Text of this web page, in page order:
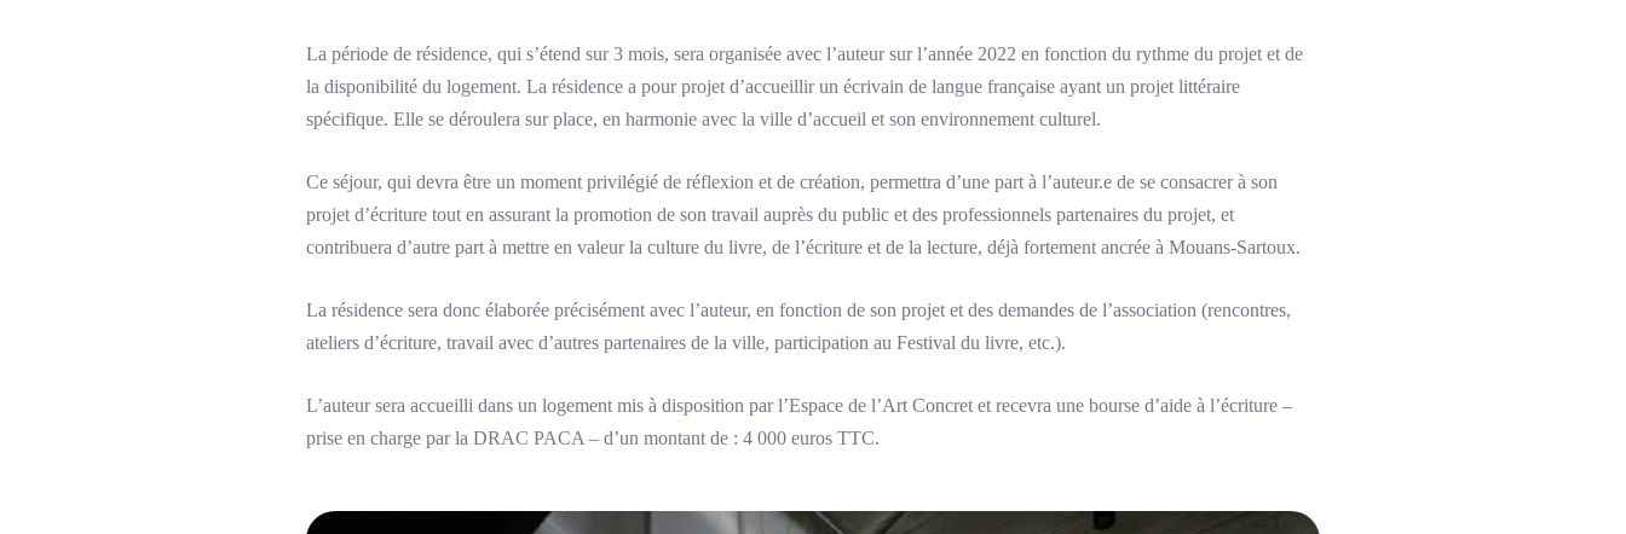
La période de résidence, qui s’étend sur 3 mois, sera organisée avec l’auteur sur l’année 2022 en fonction du rythme du projet et de
la disponibilité du logement. La résidence a pour projet d’accueillir un écrivain de langue française ayant un projet littéraire
spécifique. Elle se déroulera sur place, en harmonie avec la ville d’accueil et son environnement culturel.
Ce séjour, qui devra être un moment privilégié de réflexion et de création, permettra d’une part à l’auteur.e de se consacrer à son
projet d’écriture tout en assurant la promotion de son travail auprès du public et des professionnels partenaires du projet, et
contribuera d’autre part à mettre en valeur la culture du livre, de l’écriture et de la lecture, déjà fortement ancrée à Mouans-Sartoux.
La résidence sera donc élaborée précisément avec l’auteur, en fonction de son projet et des demandes de l’association (rencontres,
ateliers d’écriture, travail avec d’autres partenaires de la ville, participation au Festival du livre, etc.).
L’auteur sera accueilli dans un logement mis à disposition par l’Espace de l’Art Concret et recevra une bourse d’aide à l’écriture –
prise en charge par la DRAC PACA – d’un montant de : 4 000 euros TTC.